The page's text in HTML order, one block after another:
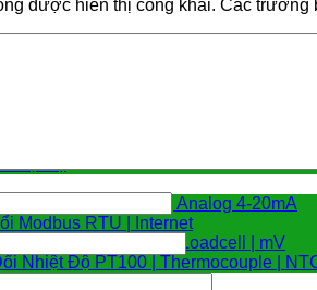
suất
áp
mức
độ
Điều Khiển Nhiệt Độ | Analog 4-20mA
Modbus RTU | Internet
4 -20mA | Biến Trở | Loadcell | mV
Nhiệt Độ PT100 | Thermocouple |
được hiển thị công khai. Các trường